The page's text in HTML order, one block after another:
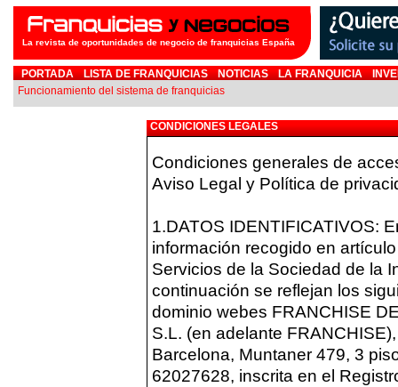
La revista de oportunidades de negocio de franquicias España
PORTADA LISTA DE FRANQUICIAS NOTICIAS LA FRANQUICIA
Funcionamiento del sistema de franquicias
CONDICIONES LEGALES
Condiciones generales de
Aviso Legal y Política de
1.DATOS IDENTIFICATIVOS:
información recogido en
Servicios de la Sociedad de la
continuación se reflejan los
dominio webes FRANCHISE
S.L. (en adelante
Barcelona, Muntaner 479, 3
62027628, inscrita en el